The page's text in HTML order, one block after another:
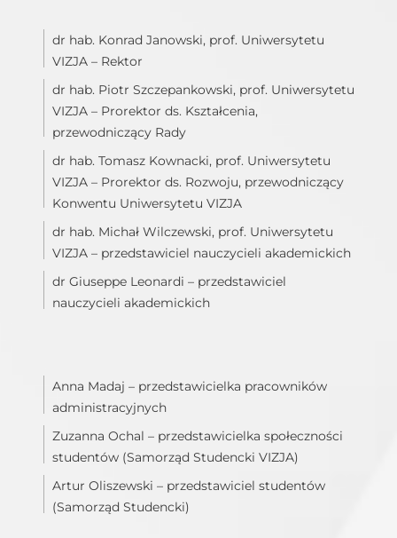
dr hab. Konrad Janowski, prof. Uniwersytetu
VIZJA – Rektor
dr hab. Piotr Szczepankowski, prof. Uniwersytetu
VIZJA – Prorektor ds. Kształcenia,
przewodniczący Rady
dr hab. Tomasz Kownacki, prof. Uniwersytetu
VIZJA – Prorektor ds. Rozwoju, przewodniczący
Konwentu Uniwersytetu VIZJA
dr hab. Michał Wilczewski, prof. Uniwersytetu
VIZJA – przedstawiciel nauczycieli akademickich
dr Giuseppe Leonardi – przedstawiciel
nauczycieli akademickich
Anna Madaj – przedstawicielka pracowników
administracyjnych
Zuzanna Ochal – przedstawicielka społeczności
studentów (Samorząd Studencki VIZJA)
Artur Oliszewski – przedstawiciel studentów
(Samorząd Studencki)